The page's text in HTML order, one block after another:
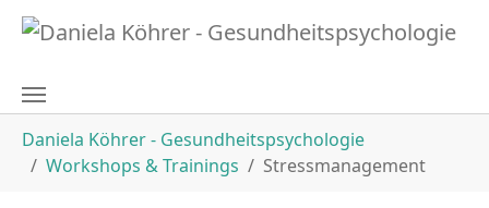
Zum Hauptinhalt springen
Daniela Köhrer - Gesundheitspsychologie
Workshops & Trainings
Stressmanagement